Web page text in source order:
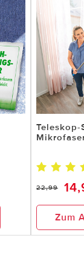
Teleskop-
22,99
Zum